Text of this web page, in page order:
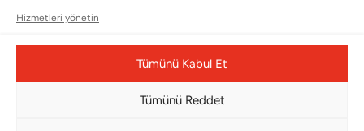
Hizmetleri yönetin
Tümünü Kabul Et
Tümünü Reddet
BÜLTENİMİZE ABONE OLUN